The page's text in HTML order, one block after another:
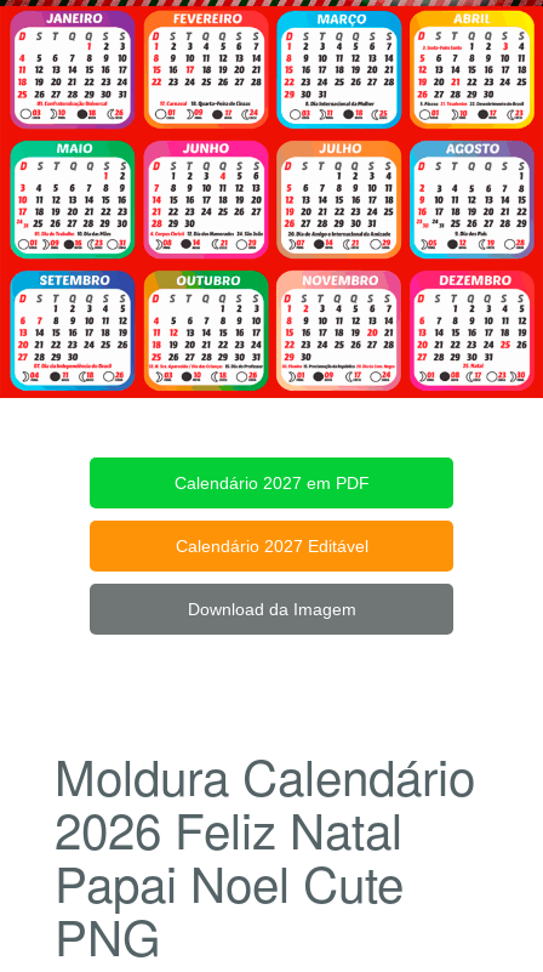
Calendário 2027 em PDF
Calendário 2027 Editável
Download da Imagem
Moldura Calendário
2026 Feliz Natal
Papai Noel Cute
PNG